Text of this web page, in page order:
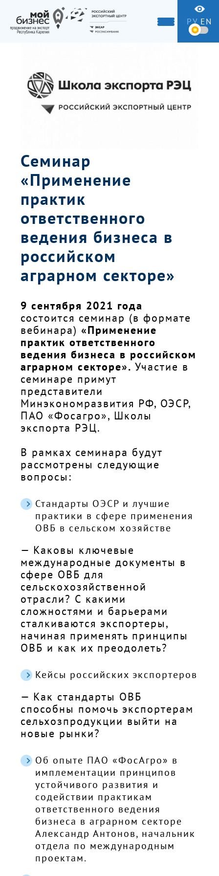
РУ EN
Семинар
«Применение
практик
ответственного
ведения бизнеса в
российском
аграрном секторе»
9 сентября 2021 года
состоится семинар (в формате
вебинара) «Применение
практик ответственного
ведения бизнеса в российском
аграрном секторе». Участие в
семинаре примут
представители
Минэкономразвития РФ, ОЭСР,
ПАО «Фосагро», Школы
экспорта РЭЦ.
В рамках семинара будут
рассмотрены следующие
вопросы:
Стандарты ОЭСР и лучшие
практики в сфере применения
ОВБ в сельском хозяйстве
— Каковы ключевые
международные документы в
сфере ОВБ для
сельскохозяйственной
отрасли? С какими
сложностями и барьерами
сталкиваются экспортеры,
начиная применять принципы
ОВБ и как их преодолеть?
Кейсы российских экспортеров
— Как стандарты ОВБ
способны помочь экспортерам
сельхозпродукции выйти на
новые рынки?
Об опыте ПАО «ФосАгро» в
имплементации принципов
устойчивого развития и
содействии практикам
ответственного ведения
бизнеса в аграрном секторе
Александр Антонов, начальник
отдела по международным
проектам.